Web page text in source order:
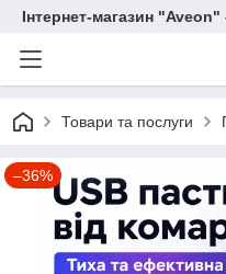
Інтернет-магазин
Товари та послуги
–36%